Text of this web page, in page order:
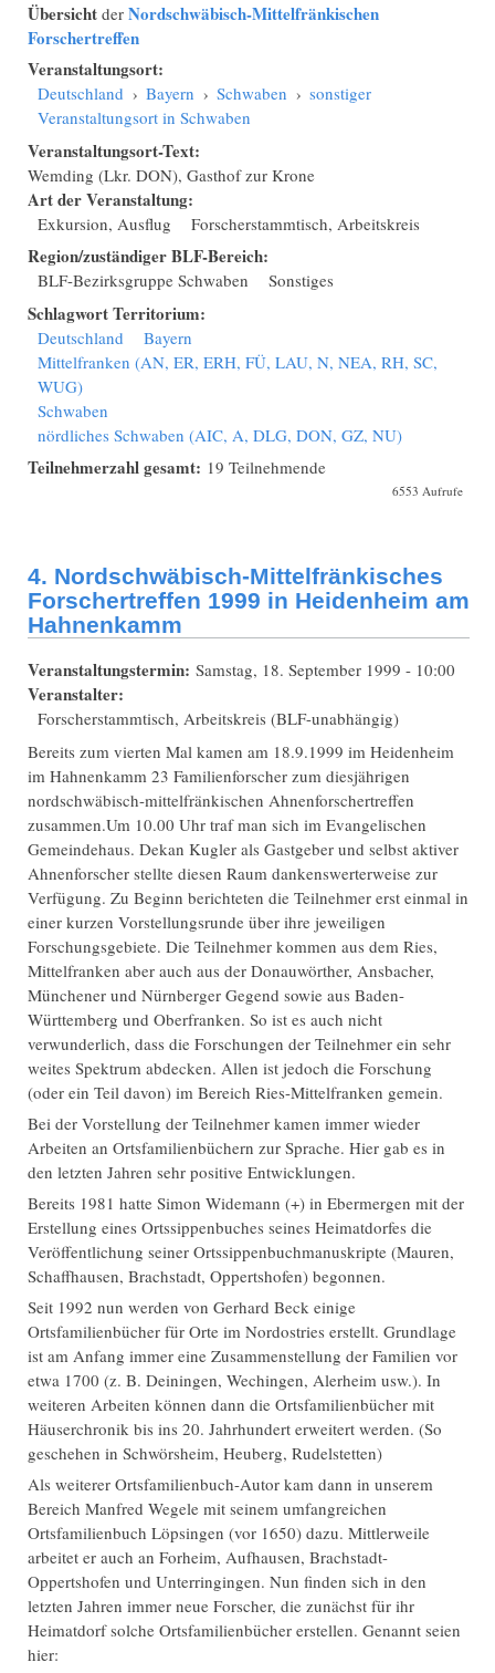
Übersicht der Nordschwäbisch-Mittelfränkischen
Forschertreffen
Veranstaltungsort:
Deutschland › Bayern › Schwaben › sonstiger
Veranstaltungsort in Schwaben
Veranstaltungsort-Text:
Wemding (Lkr. DON), Gasthof zur Krone
Art der Veranstaltung:
Exkursion, Ausflug Forscherstammtisch, Arbeitskreis
Region/zuständiger BLF-Bereich:
BLF-Bezirksgruppe Schwaben Sonstiges
Schlagwort Territorium:
Deutschland
Bayern
Mittelfranken (AN, ER, ERH, FÜ, LAU, N, NEA, RH, SC,
WUG)
Schwaben
nördliches Schwaben (AIC, A, DLG, DON, GZ, NU)
Teilnehmerzahl gesamt: 19 Teilnehmende
6553 Aufrufe
4. Nordschwäbisch-Mittelfränkisches
Forschertreffen 1999 in Heidenheim am
Hahnenkamm
Veranstaltungstermin: Samstag, 18. September 1999 - 10:00
Veranstalter:
Forscherstammtisch, Arbeitskreis (BLF-unabhängig)
Bereits zum vierten Mal kamen am 18.9.1999 im Heidenheim
im Hahnenkamm 23 Familienforscher zum diesjährigen
nordschwäbisch-mittelfränkischen Ahnenforschertreffen
zusammen.Um 10.00 Uhr traf man sich im Evangelischen
Gemeindehaus. Dekan Kugler als Gastgeber und selbst aktiver
Ahnenforscher stellte diesen Raum dankenswerterweise zur
Verfügung. Zu Beginn berichteten die Teilnehmer erst einmal in
einer kurzen Vorstellungsrunde über ihre jeweiligen
Forschungsgebiete. Die Teilnehmer kommen aus dem Ries,
Mittelfranken aber auch aus der Donauwörther, Ansbacher,
Münchener und Nürnberger Gegend sowie aus Baden-
Württemberg und Oberfranken. So ist es auch nicht
verwunderlich, dass die Forschungen der Teilnehmer ein sehr
weites Spektrum abdecken. Allen ist jedoch die Forschung
(oder ein Teil davon) im Bereich Ries-Mittelfranken gemein.
Bei der Vorstellung der Teilnehmer kamen immer wieder
Arbeiten an Ortsfamilienbüchern zur Sprache. Hier gab es in
den letzten Jahren sehr positive Entwicklungen.
Bereits 1981 hatte Simon Widemann (+) in Ebermergen mit der
Erstellung eines Ortssippenbuches seines Heimatdorfes die
Veröffentlichung seiner Ortssippenbuchmanuskripte (Mauren,
Schaffhausen, Brachstadt, Oppertshofen) begonnen.
Seit 1992 nun werden von Gerhard Beck einige
Ortsfamilienbücher für Orte im Nordostries erstellt. Grundlage
ist am Anfang immer eine Zusammenstellung der Familien vor
etwa 1700 (z. B. Deiningen, Wechingen, Alerheim usw.). In
weiteren Arbeiten können dann die Ortsfamilienbücher mit
Häuserchronik bis ins 20. Jahrhundert erweitert werden. (So
geschehen in Schwörsheim, Heuberg, Rudelstetten)
Als weiterer Ortsfamilienbuch-Autor kam dann in unserem
Bereich Manfred Wegele mit seinem umfangreichen
Ortsfamilienbuch Löpsingen (vor 1650) dazu. Mittlerweile
arbeitet er auch an Forheim, Aufhausen, Brachstadt-
Oppertshofen und Unterringingen. Nun finden sich in den
letzten Jahren immer neue Forscher, die zunächst für ihr
Heimatdorf solche Ortsfamilienbücher erstellen. Genannt seien
hier: